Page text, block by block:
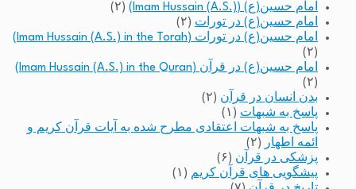
امام حسین(ع) (Imam Hussain (A.S.))
(۲)
امام حسین(ع) در تورات (۲)
امام حسین(ع) در تورات (Imam Hussain (A.S.) in the Torah)
(۲)
امام حسین(ع) در قرآن (Imam Hussain (A.S.) in the Quran)
(۲)
بدن انسان در قرآن (۲)
پاسخ به شبهات (۱)
پاسخ به شبهات اعتقادی مطرح شده به آیات قرآن کریم و
ائمه اطهار
(۲)
پزشکی در قرآن (۶)
پیشگویی های قرآن کریم (۱)